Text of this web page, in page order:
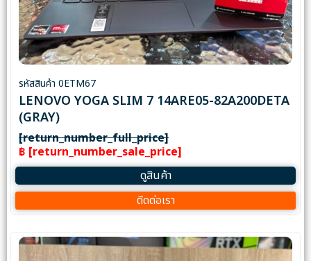
รหัสสินค้า 0ETM67
LENOVO YOGA SLIM 7 14ARE05-82A200DETA
(GRAY)
[return_number_full_price]
฿ [return_number_sale_price]
ดูสินค้า
ติดต่อเรา